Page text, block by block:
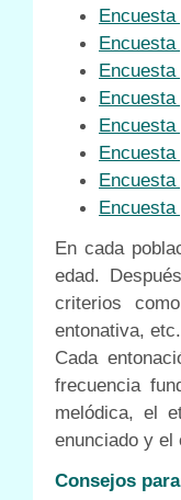
En cada
edad.
criterios
entonativa, etc.
Cada
frecuencia
melódica, el
enunciado y el
Consejos